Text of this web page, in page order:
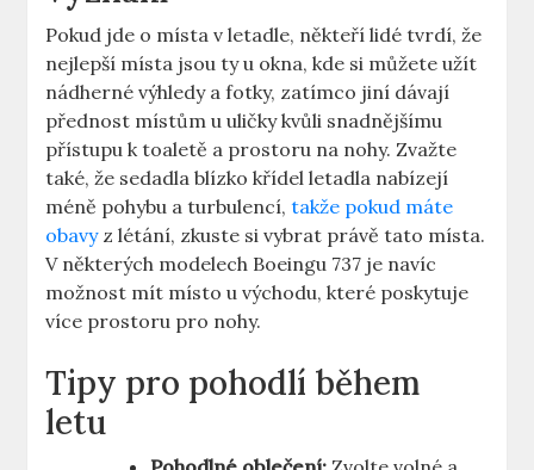
Pokud jde o místa v letadle, někteří lidé tvrdí, že
nejlepší místa jsou ty u okna, kde si můžete⁢ užít
nádherné výhledy a fotky, ⁢zatímco‌ jiní dávají
přednost místům u uličky ⁢kvůli snadnějšímu
přístupu k‌ toaletě a prostoru na nohy. Zvažte
také, že sedadla blízko křídel letadla nabízejí
méně pohybu a turbulencí,takže pokud máte
obavyz létání, ⁢zkuste si ‌vybrat právě tato místa.
V některých​ modelech⁤ Boeingu⁣ 737 ‌je navíc
možnost mít místo u ​východu, ‍které poskytuje
více prostoru pro nohy.
Tipy ⁤pro⁣ pohodlí během
letu